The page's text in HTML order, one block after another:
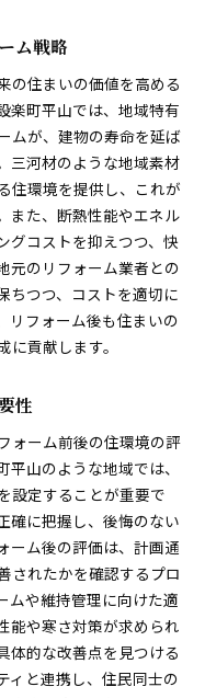
を向上
確保
ト
性
快適な住環境を実現
フォームデザイン
り
ームアイデア
び方
工夫
テムの導入
ム戦略
の住まいの価値を高める
楽町平山では、地域特有
ムが、建物の寿命を延ば
三河材のような地域素材
住環境を提供し、これが
また、断熱性能やエネル
グコストを抑えつつ、快
元のリフォーム業者との
ちつつ、コストを適切に
リフォーム後も住まいの
貢献します。
性
ォーム前後の住環境の評
山のような地域では、
設定することが重要で
確に把握し、後悔のない
ーム後の評価は、計画通
されたかを確認するプロ
ムや維持管理に向けた適
能や寒さ対策が求められ
体的な改善点を見つける
ィと連携し、住民同士の